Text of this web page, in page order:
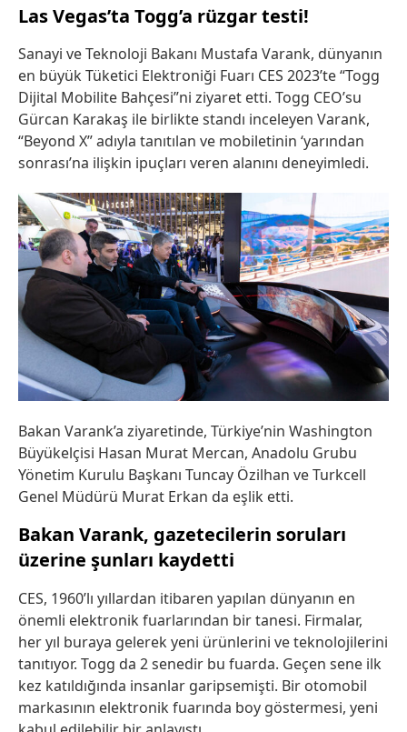
Las Vegas’ta Togg’a rüzgar testi!
Sanayi ve Teknoloji Bakanı Mustafa Varank, dünyanın
en büyük Tüketici Elektroniği Fuarı CES 2023’te “Togg
Dijital Mobilite Bahçesi”ni ziyaret etti. Togg CEO’su
Gürcan Karakaş ile birlikte standı inceleyen Varank,
“Beyond X” adıyla tanıtılan ve mobiletinin ‘yarından
sonrası’na ilişkin ipuçları veren alanını deneyimledi.
Bakan Varank’a ziyaretinde, Türkiye’nin Washington
Büyükelçisi Hasan Murat Mercan, Anadolu Grubu
Yönetim Kurulu Başkanı Tuncay Özilhan ve Turkcell
Genel Müdürü Murat Erkan da eşlik etti.
Bakan Varank, gazetecilerin soruları
üzerine şunları kaydetti
CES, 1960’lı yıllardan itibaren yapılan dünyanın en
önemli elektronik fuarlarından bir tanesi. Firmalar,
her yıl buraya gelerek yeni ürünlerini ve teknolojilerini
tanıtıyor. Togg da 2 senedir bu fuarda. Geçen sene ilk
kez katıldığında insanlar garipsemişti. Bir otomobil
markasının elektronik fuarında boy göstermesi, yeni